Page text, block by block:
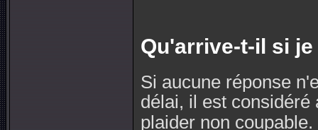
Qu'arrive-t-il si
Si aucune réponse
délai, il est considéré
plaider non